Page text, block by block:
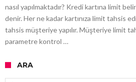
nasıl yapılmaktadır? Kredi kartına limit
denir. Her ne kadar kartınıza limit tahsis
tahsis müşteriye yapılır. Müşteriye limit
parametre kontrol …
ARA
Arama: